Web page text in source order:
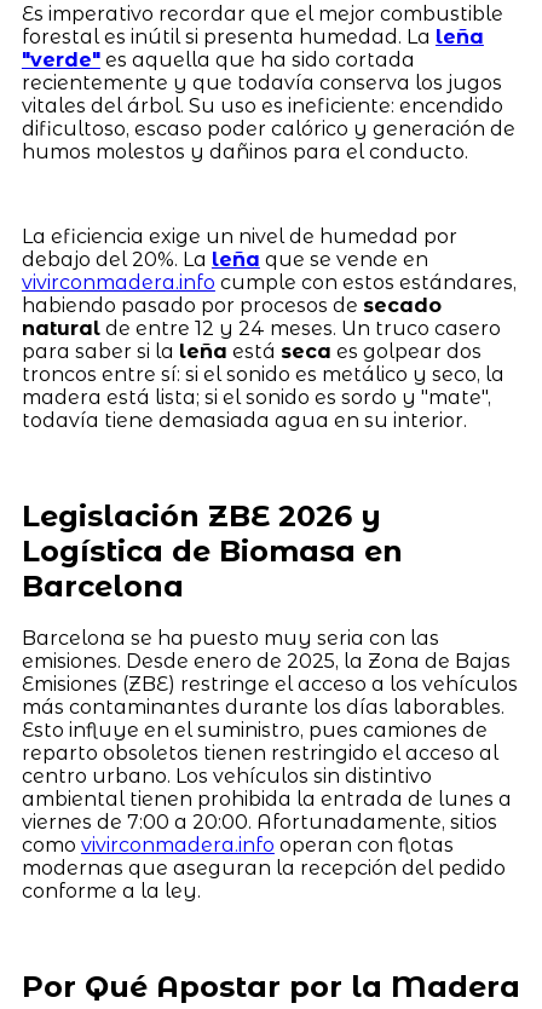
Es imperativo recordar que el mejor combustible
forestal es inútil si presenta humedad. La leña
"verde"es aquella que ha sido cortada
recientemente y que todavía conserva los jugos
vitales del árbol. Su uso es ineficiente: encendido
dificultoso, escaso poder calórico y generación de
humos molestos y dañinos para el conducto.
La eficiencia exige un nivel de humedad por
debajo del 20%. La leña que se vende en
vivirconmadera.info cumple con estos estándares,
habiendo pasado por procesos de secado
naturalde entre 12 y 24 meses. Un truco casero
para saber si la leña está seca es golpear dos
troncos entre sí: si el sonido es metálico y seco, la
madera está lista; si el sonido es sordo y "mate",
todavía tiene demasiada agua en su interior.
Legislación ZBE 2026 y
Logística de Biomasa en
Barcelona
Barcelona se ha puesto muy seria con las
emisiones. Desde enero de 2025, la Zona de Bajas
Emisiones (ZBE) restringe el acceso a los vehículos
más contaminantes durante los días laborables.
Esto influye en el suministro, pues camiones de
reparto obsoletos tienen restringido el acceso al
centro urbano. Los vehículos sin distintivo
ambiental tienen prohibida la entrada de lunes a
viernes de 7:00 a 20:00. Afortunadamente, sitios
como vivirconmadera.info operan con flotas
modernas que aseguran la recepción del pedido
conforme a la ley.
Por Qué Apostar por la Madera